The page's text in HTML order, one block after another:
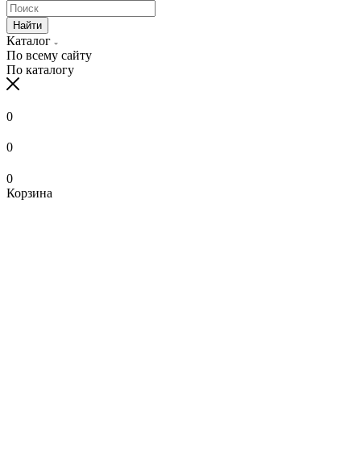
Найти
Каталог
По всему сайту
По каталогу
0
0
0
Корзина